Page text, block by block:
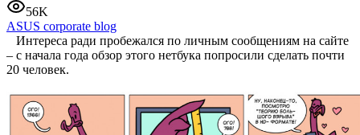
56K
ASUS corporate blog
Интереса ради пробежался по личным сообщениям на сайте
– с начала года обзор этого нетбука попросили сделать почти
20 человек.